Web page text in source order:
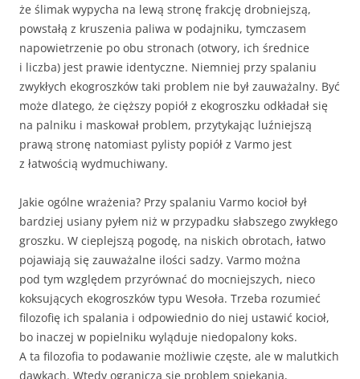
że ślimak wypycha na lewą stronę frakcję drobniejszą,
powstałą z kruszenia paliwa w podajniku, tymczasem
napowietrzenie po obu stronach (otwory, ich średnice
i liczba) jest prawie identyczne. Niemniej przy spalaniu
zwykłych ekogroszków taki problem nie był zauważalny. Być
może dlatego, że cięższy popiół z ekogroszku odkładał się
na palniku i maskował problem, przytykając luźniejszą
prawą stronę natomiast pylisty popiół z Varmo jest
z łatwością wydmuchiwany.
Jakie ogólne wrażenia? Przy spalaniu Varmo kocioł był
bardziej usiany pyłem niż w przypadku słabszego zwykłego
groszku. W cieplejszą pogodę, na niskich obrotach, łatwo
pojawiają się zauważalne ilości sadzy. Varmo można
pod tym względem przyrównać do mocniejszych, nieco
koksujących ekogroszków typu Wesoła. Trzeba rozumieć
filozofię ich spalania i odpowiednio do niej ustawić kocioł,
bo inaczej w popielniku wyląduje niedopalony koks.
A ta filozofia to podawanie możliwie częste, ale w malutkich
dawkach. Wtedy ogranicza się problem spiekania,